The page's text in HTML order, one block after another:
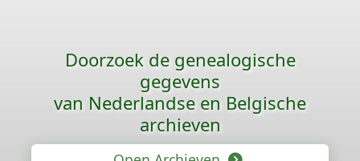
Doorzoek de genealogische
gegevens
van Nederlandse en Belgische
archieven